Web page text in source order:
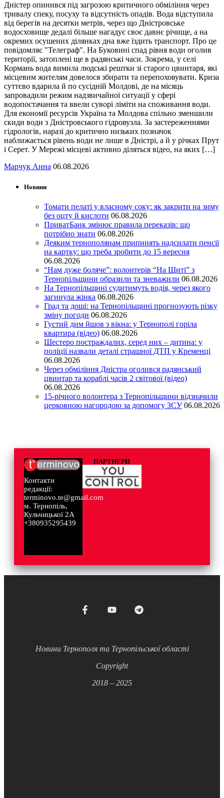
Дністер опинився під загрозою критичного обміління через
тривалу спеку, посуху та відсутність опадів. Вода відступила
від берегів на десятки метрів, через що Дністровське
водосховище дедалі більше нагадує своє давнє річище, а на
окремих осушених ділянках дна вже їздить транспорт. Про це
повідомляє "Телеграф". На Буковині спад рівня води оголив
території, затоплені ще в радянські часи. Зокрема, у селі
Кормань вода вимила людські рештки зі старого цвинтаря, які
місцевим жителям довелося збирати та перепоховувати. Криза
суттєво вдарила й по сусідній Молдові, де на місяць
запровадили режим надзвичайної ситуації у сфері
водопостачання та ввели суворі ліміти на споживання води.
Для економії ресурсів Україна та Молдова спільно зменшили
скиди води з Дністровського гідровузла. За застереженнями
гідрологів, наразі до критично низьких позначок
наближається рівень води не лише в Дністрі, а й у річках Прут
і Серет. У Мережі місцеві активно діляться відео, на яких […]
Марчук Анна 06.08.2026
Новини
Томати пелаті у власному соку: як закрити на зиму
без оцту й кислоти 06.08.2026
ПриватБанк змінює правила переказів: що
потрібно знати 06.08.2026
Деяким тернополянам припинять надсилати пенсії
на картку: що треба зробити до 15 вересня
06.08.2026
“Нам дуже боляче”: волонтерів “На Щиті” з
Тернопільщини образили та зневажили 06.08.2026
На Тернопільщині судитимуть водія, через якого
загинула жінка 06.08.2026
Град та дощі: на Тернопільщині прогнозують різку
зміну погоди 06.08.2026
Густий дим йшов з вікна: у Тернополі горіла
квартира (відео) 06.08.2026
Шестеро постраждалих, серед них – дитина: у
поліції назвали деталі страшної ДТП у Кременці
06.08.2026
Через обміління Дністра оголився радянський
цвинтар та кораблі часів 2 світової (відео)
06.08.2026
15-річного волонтера з Тернопільщини відзначили
церковною нагородою за допомогу ЗСУ 06.08.2026
Контакти
редакції:
terminovo.te@gmail.com
м. Тернопіль,
Кульчицької 2А
+380935295439
ПАРТНЕРИ
Новини Тернополя та Тернопільської області
Copyright
2018 – 2025